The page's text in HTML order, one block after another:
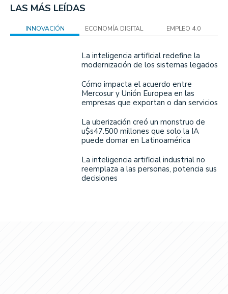
LAS MÁS LEÍDAS
INNOVACIÓN ECONOMÍA DIGITAL EMPLEO 4.0
La inteligencia artificial redefine la
modernización de los sistemas legados
Cómo impacta el acuerdo entre
Mercosur y Unión Europea en las
empresas que exportan o dan servicios
La uberización creó un monstruo de
u$s47.500 millones que solo la IA
puede domar en Latinoamérica
La inteligencia artificial industrial no
reemplaza a las personas, potencia sus
decisiones